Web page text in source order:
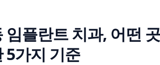
임플란트 치과, 어떤
5가지 기준